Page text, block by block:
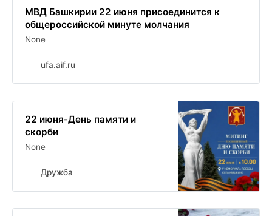
МВД Башкирии 22 июня присоединится к
общероссийской минуте молчания
None
ufa.aif.ru
22 июня-День памяти и
скорби
None
Дружба